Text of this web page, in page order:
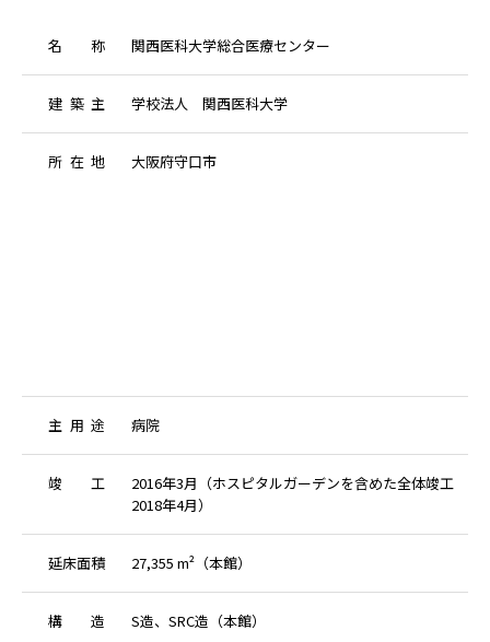
名 称 関西医科大学総合医療センター
建 築 主 学校法人 関西医科大学
所 在 地 大阪府守口市
主 用 途 病院
竣 工
2016年3月（ホスピタルガーデンを含めた全体竣工
2018年4月）
延床面積 27,355 m²（本館）
構 造 S造、SRC造（本館）